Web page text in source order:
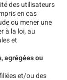
des utilisateurs
en cas
ou mener une
à la loi, au
et
agrégées ou
et/ou des